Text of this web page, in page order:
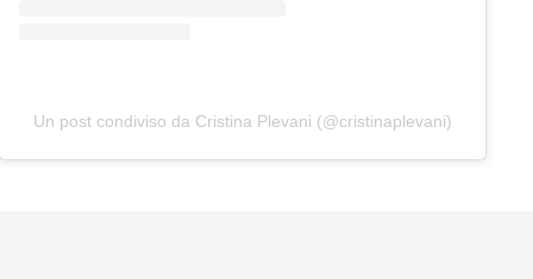
Un post condiviso da Cristina Plevani (@cristinaplevani)